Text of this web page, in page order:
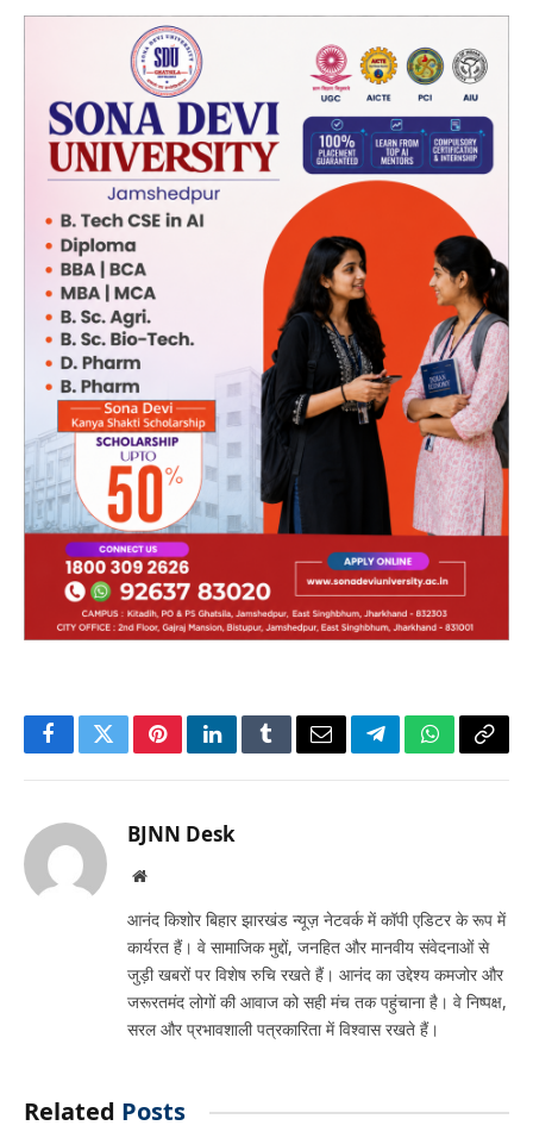
FacebookTwitterPinterestLinkedInTumblrEmailTelegramWhatsApp
Copy
BJNN Desk
Website
आनंद किशोर बिहार झारखंड न्यूज़ नेटवर्क में कॉपी एडिटर के रूप में
कार्यरत हैं। वे सामाजिक मुद्दों, जनहित और मानवीय संवेदनाओं से
जुड़ी खबरों पर विशेष रुचि रखते हैं। आनंद का उद्देश्य कमजोर और
जरूरतमंद लोगों की आवाज को सही मंच तक पहुंचाना है। वे निष्पक्ष,
सरल और प्रभावशाली पत्रकारिता में विश्वास रखते हैं।
Related Posts